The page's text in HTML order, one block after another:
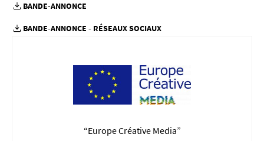
BANDE-ANNONCE
BANDE-ANNONCE - RÉSEAUX SOCIAUX
“Europe Créative Media”